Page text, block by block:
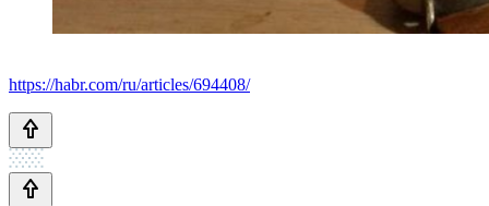
https://habr.com/ru/articles/694408/